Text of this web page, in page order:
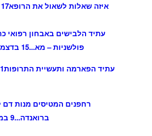
איזה שאלות לשאול את הרופא
עתיד הלבישים באבחון רפואי
פולשניות – מא...15 בדצמבר 2024 - 20:48
עתיד הפארמה ותעשיית התרופות
רחפנים המטיסים מנות דם
ברואנדה...9 במאי 2022 - 08:32